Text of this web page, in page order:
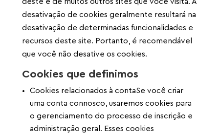
desativação de cookies geralmente resultará na
desativação de determinadas funcionalidades e
recursos deste site. Portanto, é recomendável
que você não desative os cookies.
Cookies que definimos
Cookies relacionados à contaSe você criar
uma conta connosco, usaremos cookies para
o gerenciamento do processo de inscrição e
administração geral. Esses cookies